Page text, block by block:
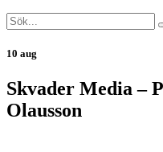
10 aug
Skvader Media –
Olausson